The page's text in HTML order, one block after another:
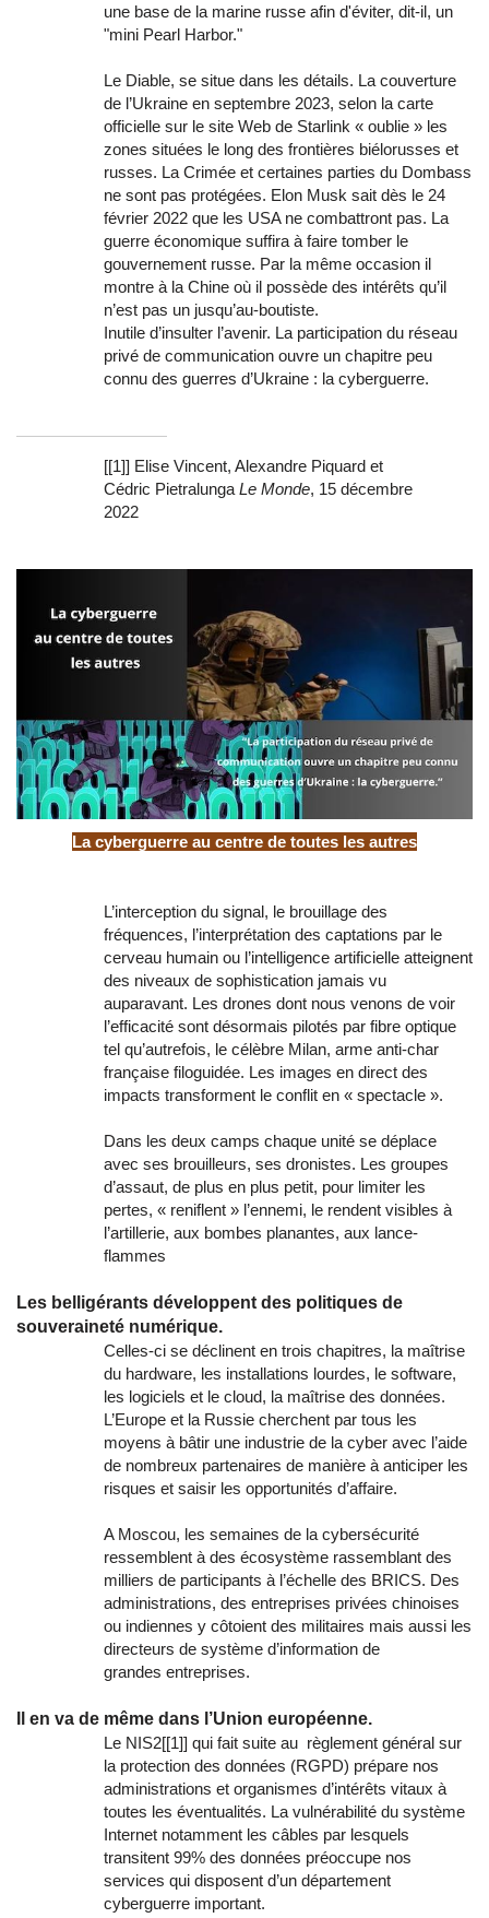
une base de la marine russe afin d'éviter, dit-il, un
"mini Pearl Harbor."
Le Diable, se situe dans les détails. La couverture
de l’Ukraine en septembre 2023, selon la carte
officielle sur le site Web de Starlink « oublie » les
zones situées le long des frontières biélorusses et
russes. La Crimée et certaines parties du Dombass
ne sont pas protégées. Elon Musk sait dès le 24
février 2022 que les USA ne combattront pas. La
guerre économique suffira à faire tomber le
gouvernement russe. Par la même occasion il
montre à la Chine où il possède des intérêts qu’il
n’est pas un jusqu’au-boutiste.
Inutile d’insulter l’avenir. La participation du réseau
privé de communication ouvre un chapitre peu
connu des guerres d’Ukraine : la cyberguerre.
[[1]] Elise Vincent, Alexandre Piquard et
Cédric Pietralunga Le Monde, 15 décembre
2022
La cyberguerre au centre de toutes les autres
L’interception du signal, le brouillage des
fréquences, l’interprétation des captations par le
cerveau humain ou l’intelligence artificielle atteignent
des niveaux de sophistication jamais vu
auparavant. Les drones dont nous venons de voir
l’efficacité sont désormais pilotés par fibre optique
tel qu’autrefois, le célèbre Milan, arme anti-char
française filoguidée. Les images en direct des
impacts transforment le conflit en « spectacle ».
Dans les deux camps chaque unité se déplace
avec ses brouilleurs, ses dronistes. Les groupes
d’assaut, de plus en plus petit, pour limiter les
pertes, « reniflent » l’ennemi, le rendent visibles à
l’artillerie, aux bombes planantes, aux lance-
flammes
Les belligérants développent des politiques de
souveraineté numérique.
Celles-ci se déclinent en trois chapitres, la maîtrise
du hardware, les installations lourdes, le software,
les logiciels et le cloud, la maîtrise des données.
L’Europe et la Russie cherchent par tous les
moyens à bâtir une industrie de la cyber avec l’aide
de nombreux partenaires de manière à anticiper les
risques et saisir les opportunités d’affaire.
A Moscou, les semaines de la cybersécurité
ressemblent à des écosystème rassemblant des
milliers de participants à l’échelle des BRICS. Des
administrations, des entreprises privées chinoises
ou indiennes y côtoient des militaires mais aussi les
directeurs de système d’information de
grandes entreprises.
Il en va de même dans l’Union européenne.
Le NIS2[[1]] qui fait suite au règlement général sur
la protection des données (RGPD) prépare nos
administrations et organismes d’intérêts vitaux à
toutes les éventualités. La vulnérabilité du système
Internet notamment les câbles par lesquels
transitent 99% des données préoccupe nos
services qui disposent d’un département
cyberguerre important.